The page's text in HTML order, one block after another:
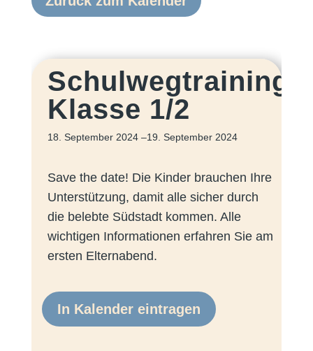
Schulwegtraining
Klasse 1/2
18. September 2024–19. September 2024
Save the date! Die Kinder brauchen Ihre
Unterstützung, damit alle sicher durch
die belebte Südstadt kommen. Alle
wichtigen Informationen erfahren Sie am
ersten Elternabend.
In Kalender eintragen